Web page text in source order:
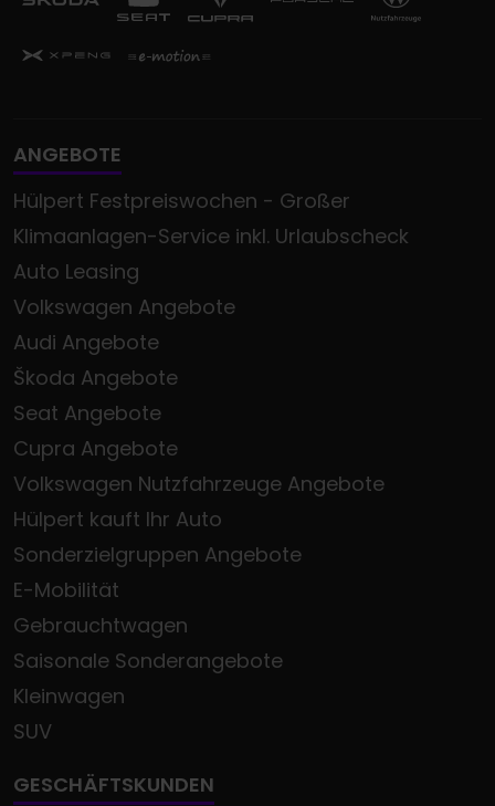
ANGEBOTE
Hülpert Festpreiswochen - Großer
Klimaanlagen-Service inkl. Urlaubscheck
Auto Leasing
Volkswagen Angebote
Audi Angebote
Škoda Angebote
Seat Angebote
Cupra Angebote
Volkswagen Nutzfahrzeuge Angebote
Hülpert kauft Ihr Auto
Sonderzielgruppen Angebote
E-Mobilität
Gebrauchtwagen
Saisonale Sonderangebote
Kleinwagen
SUV
GESCHÄFTSKUNDEN